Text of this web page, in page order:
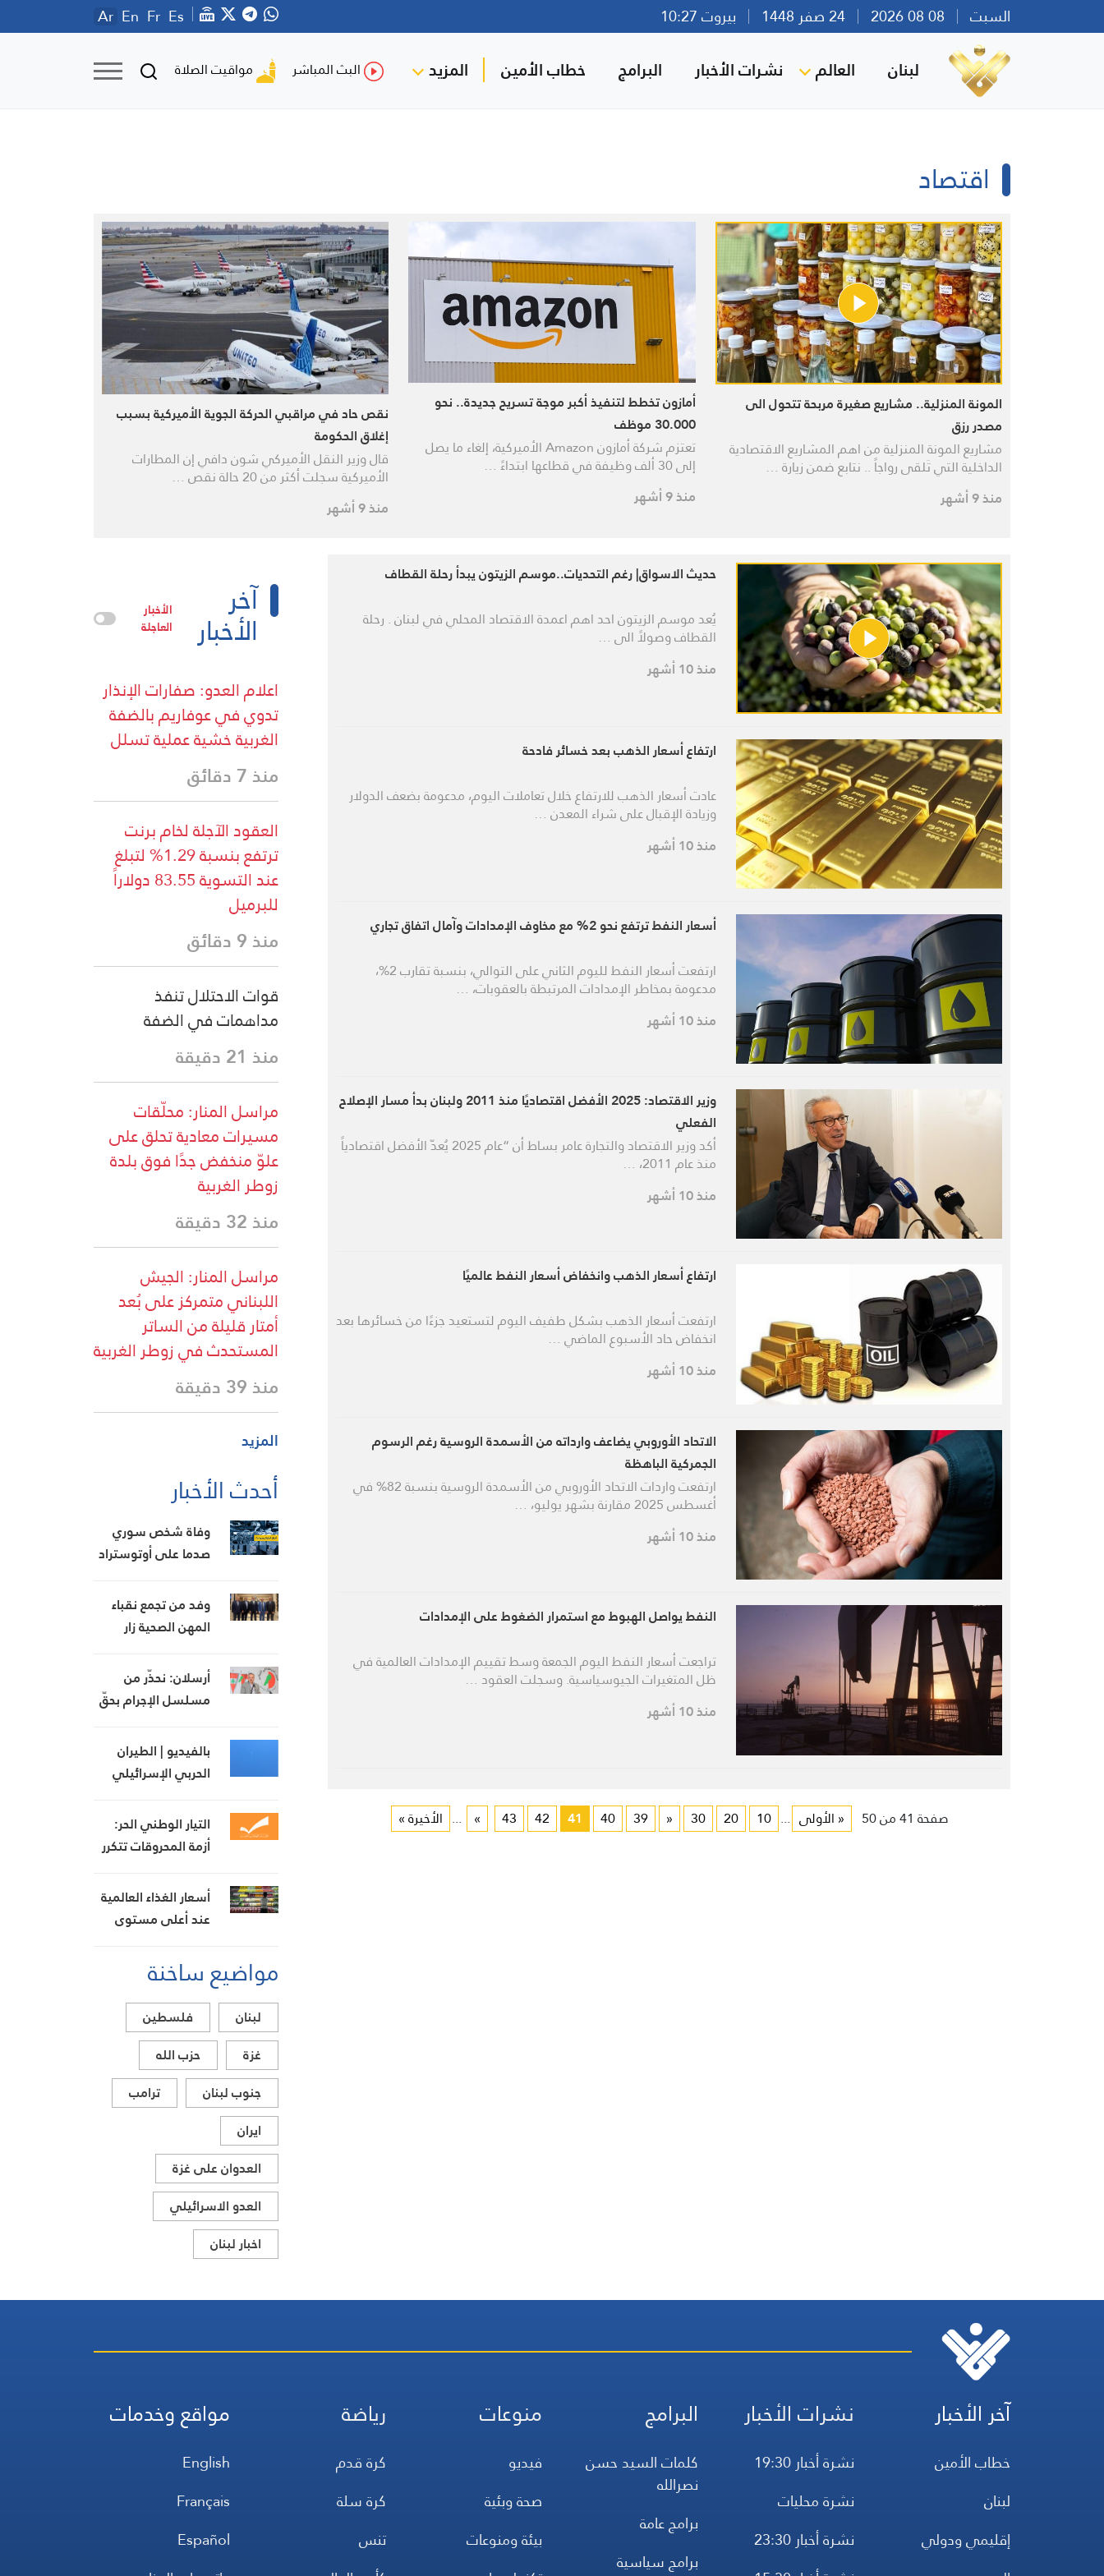
السبت بيروت 10:27 Ar En Fr Es
لبنان العالم نشرات الأخبار البرامج خطاب الأمين المزيد البث المباشر مواقيت الصلاة
اقتصاد
المونة المنزلية.. مشاريع صغيرة مربحة تتحول الى
مصدر رزق
مشاريع المونة المنزلية من اهم المشاريع الاقتصادية
الداخلية التي تَلقى رواجاً .. نتابع ضمن زيارة …
منذ 9 أشهر
أمازون تخطط لتنفيذ أكبر موجة تسريح جديدة.. نحو
30.000 موظف
تعتزم شركة أمازون Amazon الأميركية، إلغاء ما يصل
إلى 30 ألف وظيفة في قطاعها ابتداءً …
منذ 9 أشهر
نقص حاد في مراقبي الحركة الجوية الأميركية بسبب
إغلاق الحكومة
قال وزير النقل الأميركي شون دافي إن المطارات
الأميركية سجلت أكثر من 20 حالة نقص …
منذ 9 أشهر
حديث الاسواق| رغم التحديات..موسم الزيتون يبدأ رحلة القطاف
يُعد موسم الزيتون احد اهم اعمدة الاقتصاد المحلي في لبنان . رحلة
القطاف وصولاً الى …
منذ 10 أشهر
ارتفاع أسعار الذهب بعد خسائر فادحة
عادت أسعار الذهب للارتفاع خلال تعاملات اليوم، مدعومة بضعف الدولار
وزيادة الإقبال على شراء المعدن …
منذ 10 أشهر
أسعار النفط ترتفع نحو 2% مع مخاوف الإمدادات وآمال اتفاق تجاري
ارتفعت أسعار النفط لليوم الثاني على التوالي، بنسبة تقارب 2%،
مدعومة بمخاطر الإمدادات المرتبطة بالعقوبات، …
منذ 10 أشهر
وزير الاقتصاد: 2025 الأفضل اقتصاديًا منذ 2011 ولبنان بدأ مسار الإصلاح
الفعلي
أكد وزير الاقتصاد والتجارة عامر بساط أن “عام 2025 يُعدّ الأفضل اقتصادياً
منذ عام 2011، …
منذ 10 أشهر
ارتفاع أسعار الذهب وانخفاض أسعار النفط عالميًا
ارتفعت أسعار الذهب بشكل طفيف اليوم لتستعيد جزءًا من خسائرها بعد
انخفاض حاد الأسبوع الماضي …
منذ 10 أشهر
الاتحاد الأوروبي يضاعف وارداته من الأسمدة الروسية رغم الرسوم
الجمركية الباهظة
ارتفعت واردات الاتحاد الأوروبي من الأسمدة الروسية بنسبة 82% في
أغسطس 2025 مقارنة بشهر يوليو، …
منذ 10 أشهر
النفط يواصل الهبوط مع استمرار الضغوط على الإمدادات
تراجعت أسعار النفط اليوم الجمعة وسط تقييم الإمدادات العالمية في
ظل المتغيرات الجيوسياسية. وسجلت العقود …
منذ 10 أشهر
صفحة 41 من 50 « الأولى ...
10
20
30
«
39
40
41
42
43
»
... الأخيرة »
آخر
الأخبار
الأخبار
العاجلة
اعلام العدو: صفارات الإنذار
تدوي في عوفاريم بالضفة
الغربية خشية عملية تسلل
منذ 7 دقائق
العقود الآجلة لخام برنت
ترتفع بنسبة 1.29% لتبلغ
عند التسوية 83.55 دولاراً
للبرميل
منذ 9 دقائق
قوات الاحتلال تنفذ
مداهمات في الضفة
منذ 21 دقيقة
مراسل المنار: محلّقات
مسيرات معادية تحلق على
علوّ منخفض جدًا فوق بلدة
زوطر الغربية
منذ 32 دقيقة
مراسل المنار: الجيش
اللبناني متمركز على بُعد
أمتار قليلة من الساتر
المستحدث في زوطر الغربية
منذ 39 دقيقة
المزيد
أحدث الأخبار
وفاة شخص سوري
صدما على أوتوستراد
وفد من تجمع نقباء
المهن الصحية زار
أرسلان: نحذّر من
مسلسل الإجرام بحقّ
بالفيديو | الطيران
الحربي الإسرائيلي
منخفض فوق قرى
جنوب لبنان ويلقي
بالونات حرارية
التيار الوطني الحر:
أزمة المحروقات تتكرر
عن هموم اللبنانيين
أسعار الغذاء العالمية
عند أعلى مستوى
مواضيع ساخنة
لبنان
فلسطين
غزة
حزب الله
جنوب لبنان
ترامب
ايران
العدوان على غزة
العدو الاسرائيلي
اخبار لبنان
آخر الأخبار
خطاب الأمين
لبنان
إقليمي ودولي
نشرات الأخبار
نشرة أخبار 19:30
نشرة محليات
نشرة أخبار 23:30
البرامج
كلمات السيد حسن
نصرالله
برامج عامة
برامج سياسية
منوعات
فيديو
صحة وبئية
بيئة ومنوعات
رياضة
كرة قدم
كرة سلة
تنس
مواقع وخدمات
English
Français
Español